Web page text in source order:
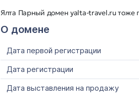
Ялта Парный домен yalta-travel.ru тоже
О домене
Дата первой регистрации
Дата регистрации
Дата выставления на продажу